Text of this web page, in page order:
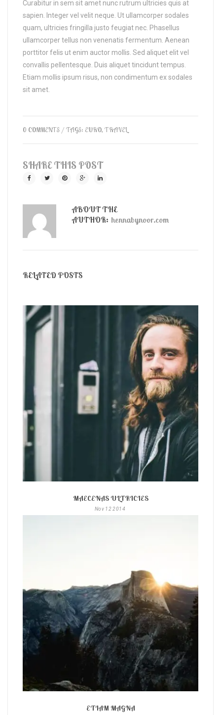
Curabitur in sem sit amet nunc rutrum ultricies quis at
sapien. Integer vel velit neque. Ut ullamcorper sodales
quam, ultricies fringilla justo feugiat nec. Phasellus
ullamcorper tellus non venenatis fermentum. Aenean
porttitor felis ut enim auctor mollis. Sed aliquet elit vel
convallis pellentesque. Duis aliquet tincidunt tempus.
Etiam mollis ipsum risus, non condimentum ex sodales
sit amet.
0 COMMENTS / TAGS: EURO, TRAVEL
SHARE THIS POST
ABOUT THE
AUTHOR: hennabynoor.com
RELATED POSTS
MAECENAS ULTRICIES
Nov 12 2014
ETIAM MAGNA